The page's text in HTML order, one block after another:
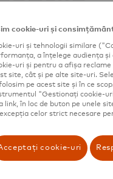
ani,
de înaltă calitate la un
mai târziu, compania
cookie-uri și
uri și tehnologii similare
a înțelege audiența
uri și pentru a afișa
site, cât și pe alte site-uri.
pe acest site și în ce
"Gestionați cookie-
link, în loc de buton pe unele
celor strict necesare
cookie-uri